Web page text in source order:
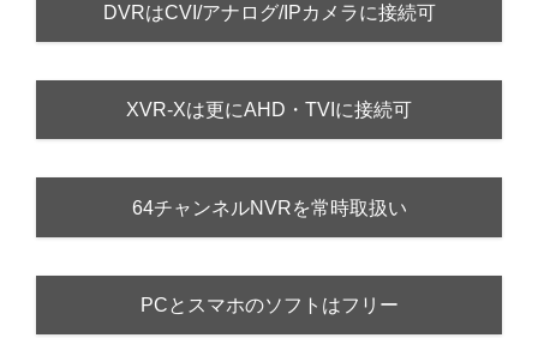
DVRはCVI/アナログ/IPカメラに接続可
XVR-Xは更にAHD・TVIに接続可
64チャンネルNVRを常時取扱い
PCとスマホのソフトはフリー